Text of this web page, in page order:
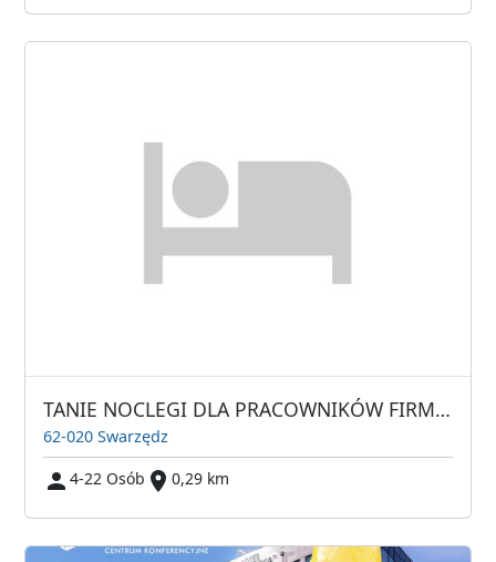
TANIE NOCLEGI DLA PRACOWNIKÓW FIRM NOCLEGI PRACOWNICZE
62-020 Swarzędz
4-22 Osób
0,29 km